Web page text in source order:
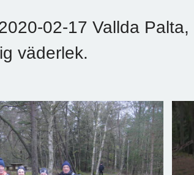
02-17 Vallda
väderlek.